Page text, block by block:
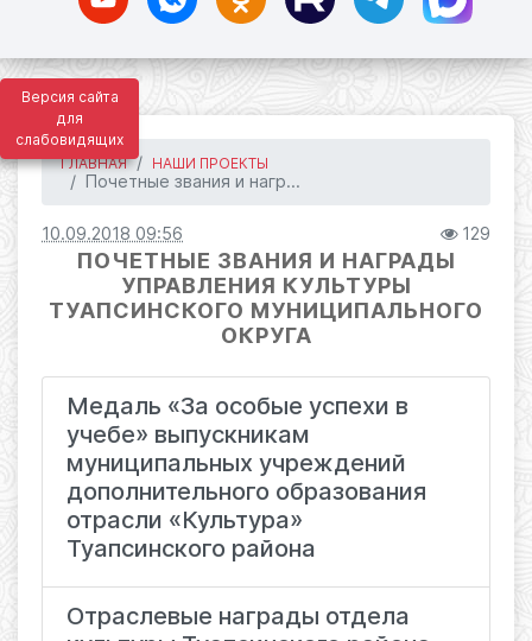
Версия сайта
для
слабовидящих
ГЛАВНАЯ НАШИ ПРОЕКТЫ
Почетные звания и нагр...
10.09.2018 09:56 129
ПОЧЕТНЫЕ ЗВАНИЯ И НАГРАДЫ
УПРАВЛЕНИЯ КУЛЬТУРЫ
ТУАПСИНСКОГО МУНИЦИПАЛЬНОГО
ОКРУГА
Медаль «За особые успехи в
учебе» выпускникам
муниципальных учреждений
дополнительного образования
отрасли «Культура»
Туапсинского района
Отраслевые награды отдела